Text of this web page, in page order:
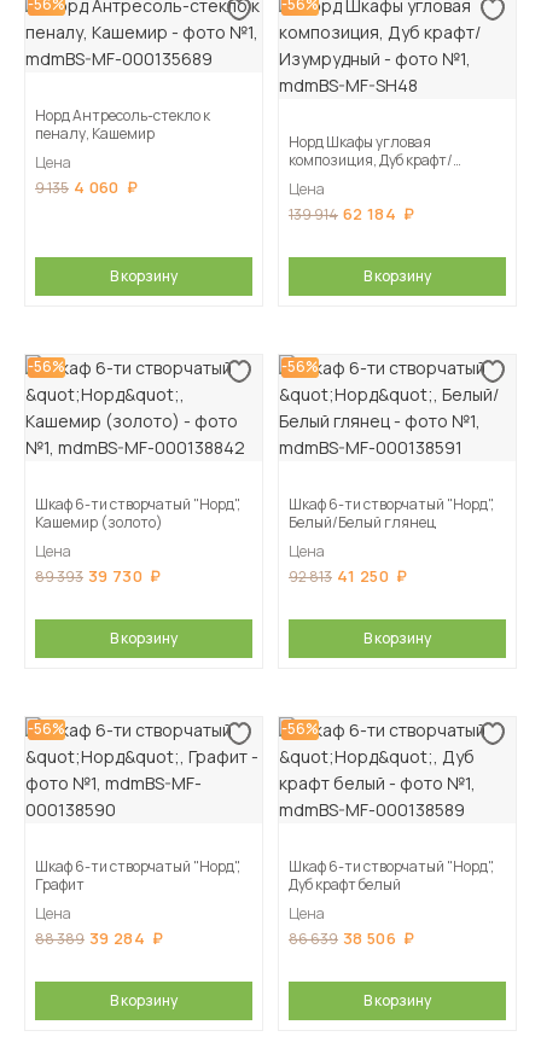
-56%
Норд Антресоль-стекло к
пеналу, Кашемир
Цена
9 135 4 060
В корзину
-56%
Норд Шкафы угловая
композиция, Дуб крафт/
Цена
139 914 62 184
В корзину
-56%
Шкаф 6-ти створчатый "Норд",
Кашемир (золото)
Цена
89 393 39 730
В корзину
-56%
Шкаф 6-ти створчатый "Норд",
Белый/Белый глянец
Цена
92 813 41 250
В корзину
-56%
Шкаф 6-ти створчатый "Норд",
Графит
Цена
88 389 39 284
В корзину
-56%
Шкаф 6-ти створчатый "Норд",
Дуб крафт белый
Цена
86 639 38 506
В корзину